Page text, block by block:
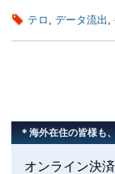
テロ , データ流出 ,
＊海外在住の皆様も
オンライン決